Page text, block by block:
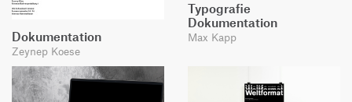
Dokumentation
Zeynep Koese
Typografie
Dokumentation
Max Kapp